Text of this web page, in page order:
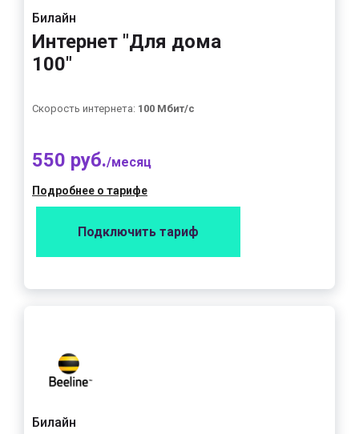
Билайн
Интернет "Для дома
100"
Скорость интернета: 100 Мбит/с
550 руб./месяц
Подробнее о тарифе
Подключить тариф
Билайн